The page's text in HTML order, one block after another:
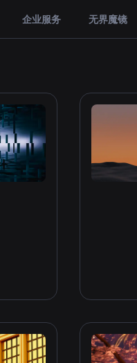
企业服务 无界魔镜